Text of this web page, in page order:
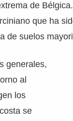
de
que ha
de suelos
generales,
al
los
se